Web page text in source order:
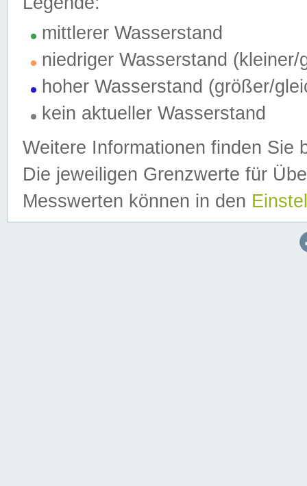
mittlerer Wasserstand
niedriger Wasserstand (kleiner/
hoher Wasserstand (größer/
kein aktueller Wasserstand
Weitere Informationen finden Sie
Die jeweiligen Grenzwerte für
Messwerten können in den